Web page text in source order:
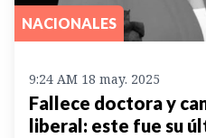
NACIONALES
9:24 AM 18 may. 2025
Fallece doctora y
liberal: este fue su